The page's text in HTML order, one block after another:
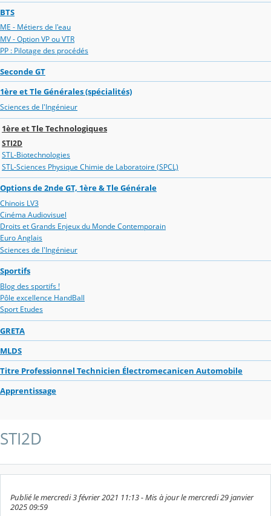
BTS
ME - Métiers de l'eau
MV - Option VP ou VTR
PP : Pilotage des procédés
Seconde GT
1ère et Tle Générales (spécialités)
Sciences de l'Ingénieur
1ère et Tle Technologiques
STI2D
STL-Biotechnologies
STL-Sciences Physique Chimie de Laboratoire (SPCL)
Options de 2nde GT, 1ère & Tle Générale
Chinois LV3
Cinéma Audiovisuel
Droits et Grands Enjeux du Monde Contemporain
Euro Anglais
Sciences de l'Ingénieur
Sportifs
Blog des sportifs !
Pôle excellence HandBall
Sport Etudes
GRETA
MLDS
Titre Professionnel Technicien Électromecanicen Automobile
Apprentissage
STI2D
Publié le mercredi 3 février 2021 11:13 - Mis à jour le mercredi 29 janvier
2025 09:59